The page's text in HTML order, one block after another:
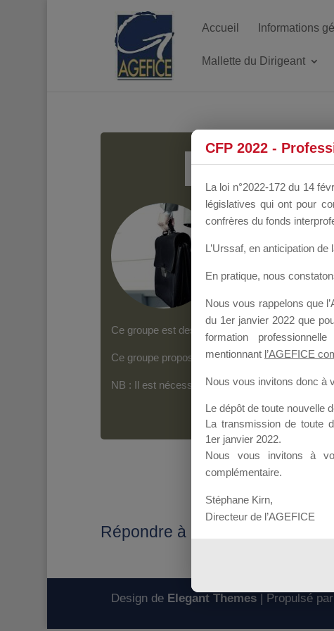
Accueil Informations
Mallette du Dirigeant
Groupe Public il y a un
Ce groupe est destiné aux Organismes de
Ce groupe propose un forum dédié au support
NB : Il est nécessaire d’êtreinscrit(e)pour
Répondre à : Suite message du
Design de Elegant Themes| Propulsé par
CFP 2022 -
La loi n°2022-172 du 14
législatives qui ont pour
confrères du fonds
L’Urssaf, en anticipation de
En pratique, nous
Nous vous rappelons que
du 1er janvier 2022 que
formation
mentionnant l’AGEFICE
Nous vous invitons donc à
Le dépôt de toute nouvelle
La transmission de toute
1er janvier 2022.
Nous vous invitons à
complémentaire.
Stéphane Kirn,
Directeur de l’AGEFICE